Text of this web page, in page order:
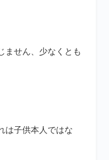
ません、少なくとも
は子供本人ではな